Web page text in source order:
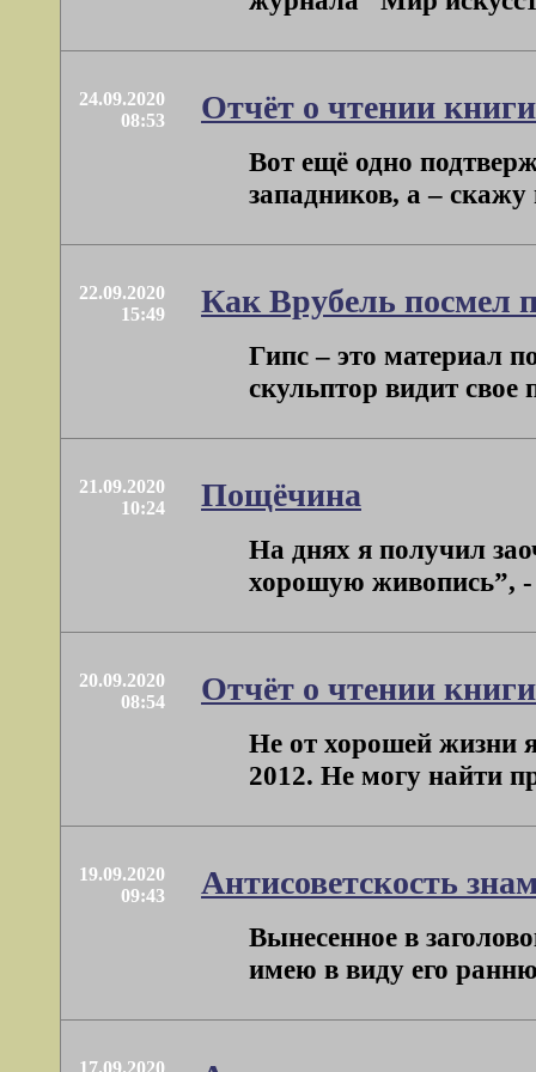
24.09.2020
08:53
Отчёт о чтении
Вот ещё одно
западников, а – скажу
22.09.2020
15:49
Как Врубель посмел
Гипс – это материал
скульптор видит
21.09.2020
10:24
Пощёчина
На днях я получил
хорошую живопись”, -
20.09.2020
08:54
Отчёт о чтении
Не от хорошей жизни
2012. Не могу найти
19.09.2020
09:43
Антисоветскость
Вынесенное в
имею в виду его